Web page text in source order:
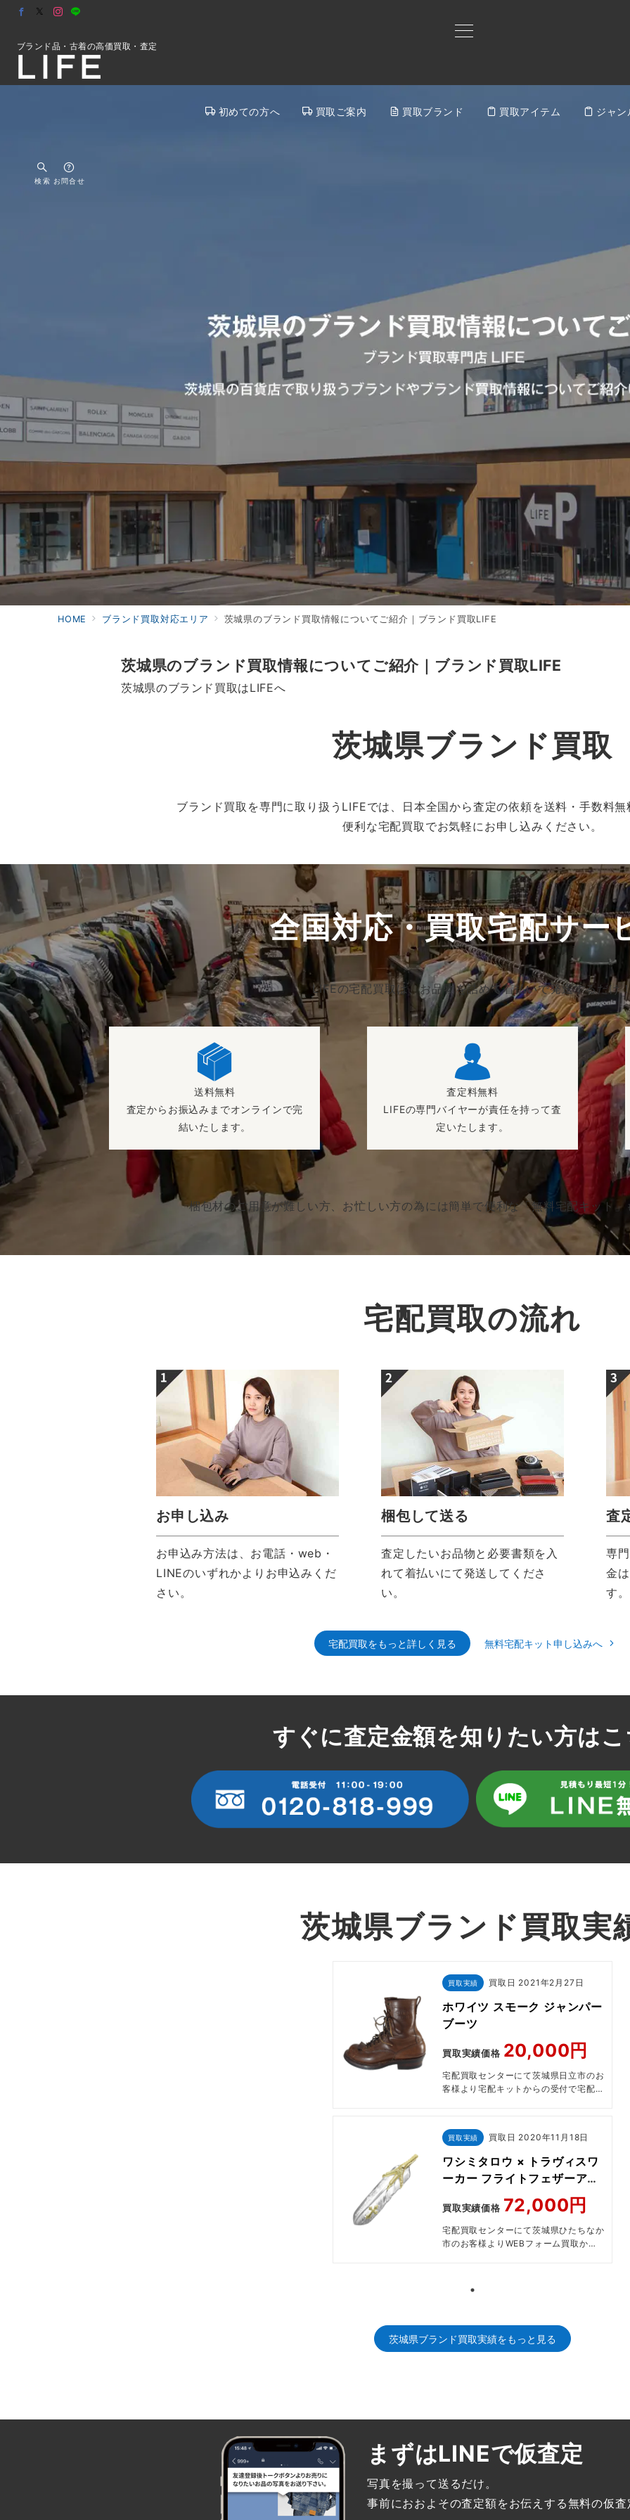
ブランド品・古着の高価買取・査定
初めての方へ 買取ご案内 買取ブランド 買取アイテム ジャン
検索 お問合せ
HOME ブランド買取対応エリア 茨城県のブランド買取情報についてご紹介｜ブランド買取LIFE
茨城県のブランド買取情報についてご紹介｜ブランド買取LIFE
茨城県のブランド買取はLIFEへ
茨城県ブランド買取
ブランド買取を専門に取り扱うLIFEでは、日本全国から査定の依頼を送料・手数料
便利な宅配買取でお気軽にお申し込みください。
全国対応・買取宅配サー
LIFEの宅配買取は、お品物を詰めて着払いで発送するだけ
送料無料
査定からお振込みまでオンラインで完
結いたします。
査定料無料
LIFEの専門バイヤーが責任を持って査
定いたします。
梱包材のご用意が難しい方、お忙しい方の為には簡単で便利な「無料宅配キット
宅配買取の流れ
お申し込み
お申込み方法は、お電話・web・
LINEのいずれかよりお申込みくだ
さい。
梱包して送る
査定したいお品物と必要書類を入
れて着払いにて発送してくださ
い。
査
専
金
す。
宅配買取をもっと詳しく見る 無料宅配キット申し込みへ
すぐに査定金額を知りたい方は
茨城県ブランド買取実
買取実績 買取日 2021年2月27日
ホワイツ スモーク ジャンパー
ブーツ
買取実績価格 20,000円
宅配買取センターにて茨城県日立市のお
客様より宅配キットからの受付で宅配買
買取実績 買取日 2020年11月18日
ワシミタロウ × トラヴィスワ
ーカー フライトフェザーアロ
買取実績価格 72,000円
宅配買取センターにて茨城県ひたちなか
市のお客様よりWEBフォーム買取から
茨城県ブランド買取実績をもっと見る
まずはLINEで仮査定
写真を撮って送るだけ。
事前におおよその査定額をお伝えする無料の仮